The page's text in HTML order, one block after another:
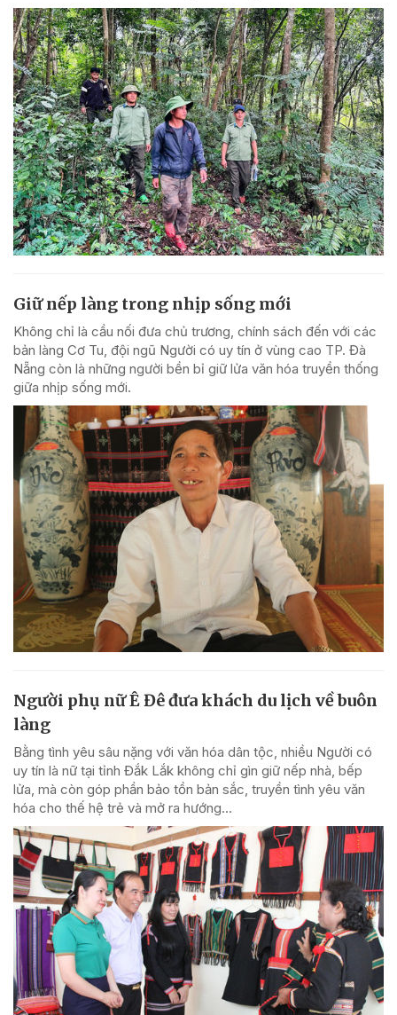
Giữ nếp làng trong nhịp sống mới
Không chỉ là cầu nối đưa chủ trương, chính sách đến với các
bản làng Cơ Tu, đội ngũ Người có uy tín ở vùng cao TP. Đà
Nẵng còn là những người bền bỉ giữ lửa văn hóa truyền thống
giữa nhịp sống mới.
Người phụ nữ Ê Đê đưa khách du lịch về buôn
làng
Bằng tình yêu sâu nặng với văn hóa dân tộc, nhiều Người có
uy tín là nữ tại tỉnh Đắk Lắk không chỉ gìn giữ nếp nhà, bếp
lửa, mà còn góp phần bảo tồn bản sắc, truyền tình yêu văn
hóa cho thế hệ trẻ và mở ra hướng...